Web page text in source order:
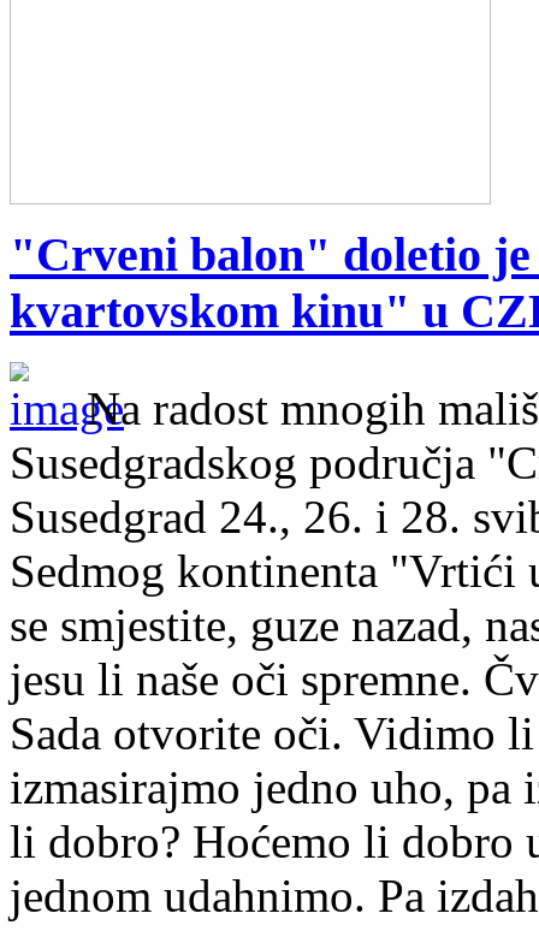
"Crveni balon" doletio
kvartovskom kinu" u
Na radost mnogih
Susedgradskog područja
Susedgrad 24., 26. i 28.
Sedmog kontinenta
se smjestite, guze nazad,
jesu li naše oči spremne.
Sada otvorite oči. Vidimo li
izmasirajmo jedno uho, pa
li dobro? Hoćemo li dobro
jednom udahnimo. Pa